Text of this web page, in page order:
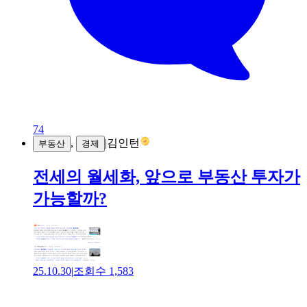
74
부동산 , 경제 |김인턴
전세의 월세화, 앞으로 부동산 투자가
가능할까?
25.10.30|조회수 1,583